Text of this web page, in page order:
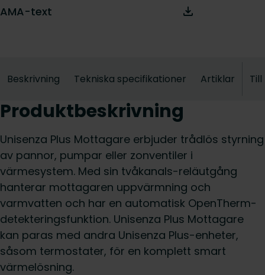
AMA-text
Beskrivning Tekniska specifikationer Artiklar
Produktbeskrivning
Unisenza Plus Mottagare erbjuder trådlös styrning
av pannor, pumpar eller zonventiler i
värmesystem. Med sin tvåkanals-reläutgång
hanterar mottagaren uppvärmning och
varmvatten och har en automatisk OpenTherm-
detekteringsfunktion. Unisenza Plus Mottagare
kan paras med andra Unisenza Plus-enheter,
såsom termostater, för en komplett smart
värmelösning.